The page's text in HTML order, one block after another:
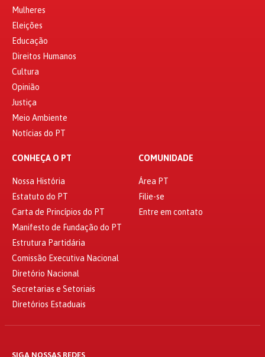
Mulheres
Eleições
Educação
Direitos Humanos
Cultura
Opinião
Justiça
Meio Ambiente
Notícias do PT
CONHEÇA O PT
Nossa História
Estatuto do PT
Carta de Princípios do PT
Manifesto de Fundação do PT
Estrutura Partidária
Comissão Executiva Nacional
Diretório Nacional
Secretarias e Setoriais
Diretórios Estaduais
COMUNIDADE
Área PT
Filie-se
Entre em contato
SIGA NOSSAS REDES